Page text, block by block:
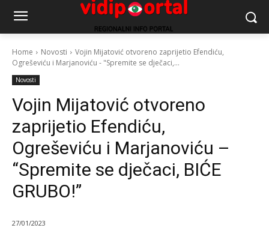
Home Novosti
Vojin Mijatović otvoreno zaprijetio Efendiću,
Ogreševiću i Marjanoviću - "Spremite se dječaci,...
Novosti
Vojin Mijatović otvoreno
zaprijetio Efendiću,
Ogreševiću i Marjanoviću –
“Spremite se dječaci, BIĆE
GRUBO!”
27/01/2023